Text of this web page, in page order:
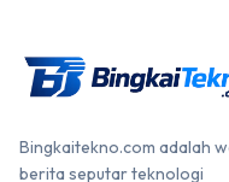
Bingkaitekno.com adalah
berita seputar teknologi